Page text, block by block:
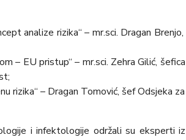
analize rizika“ – mr.sci. Dragan
– EU pristup“ – mr.sci. Zehra Gilić,
rizika“ – Dragan Tomović, šef Odsjeka
i infektologije održali su eksperti